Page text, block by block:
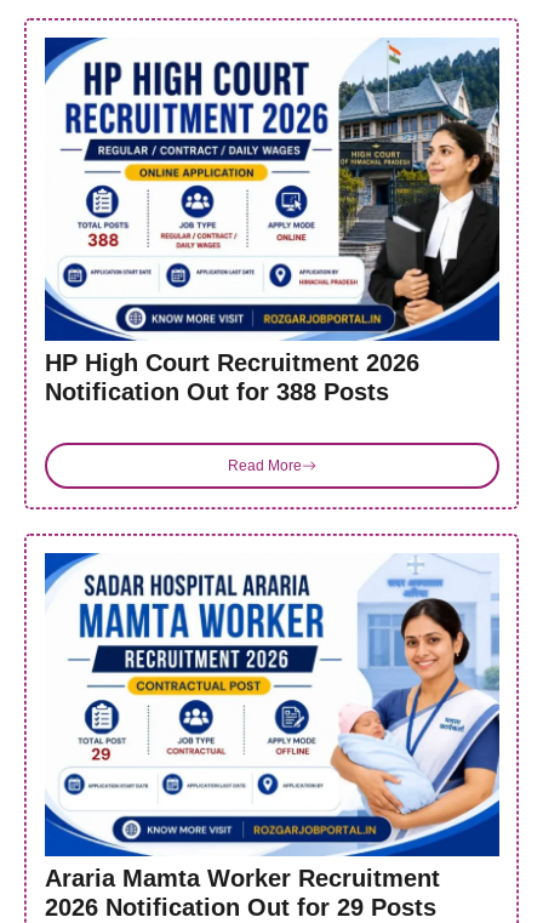
HP High Court Recruitment 2026
Notification Out for 388 Posts
Read More
Araria Mamta Worker Recruitment
2026 Notification Out for 29 Posts